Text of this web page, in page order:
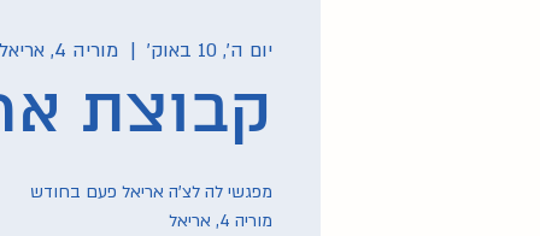
יום ה׳, 10 באוק׳
  |
מוריה 4, אריאל
קבוצת